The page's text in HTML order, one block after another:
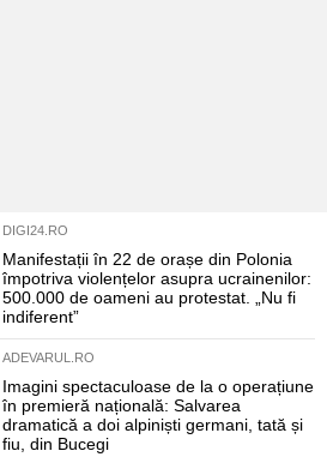
DIGI24.RO
Manifestații în 22 de orașe din Polonia
împotriva violențelor asupra ucrainenilor:
500.000 de oameni au protestat. „Nu fi
indiferent”
ADEVARUL.RO
Imagini spectaculoase de la o operațiune
în premieră națională: Salvarea
dramatică a doi alpiniști germani, tată și
fiu, din Bucegi